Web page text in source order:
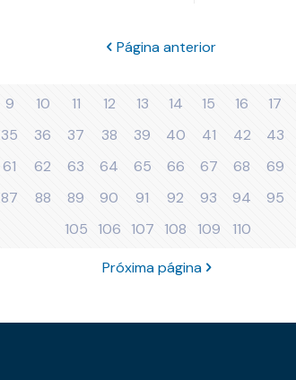
Página anterior
9 10 11 12 13 14 15 16 17
35 36 37 38 39 40 41 42 43
61 62 63 64 65 66 67 68 69
87 88 89 90 91 92 93 94 95
105
106 107 108 109 110
Próxima página